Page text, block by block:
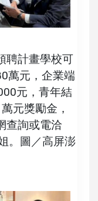
聘計畫學校可
萬元，企業端
元，青年結
元獎勵金，
查詢或電洽
。圖／高屏澎